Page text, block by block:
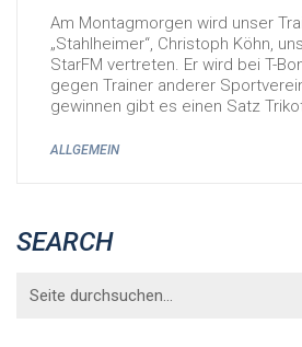
Am Montagmorgen wird unser
„Stahlheimer“, Christoph Köhn,
StarFM vertreten. Er wird bei T-
gegen Trainer anderer
gewinnen gibt es einen Satz
ALLGEMEIN
SEARCH
for: